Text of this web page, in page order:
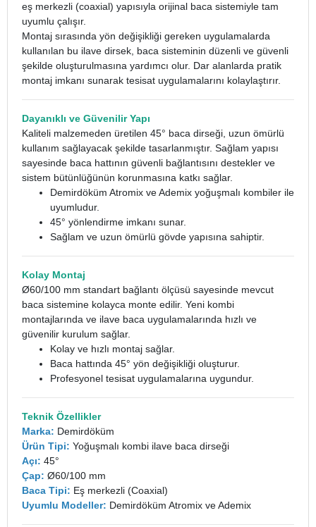
eş merkezli (coaxial) yapısıyla orijinal baca sistemiyle tam
uyumlu çalışır.
Montaj sırasında yön değişikliği gereken uygulamalarda
kullanılan bu ilave dirsek, baca sisteminin düzenli ve güvenli
şekilde oluşturulmasına yardımcı olur. Dar alanlarda pratik
montaj imkanı sunarak tesisat uygulamalarını kolaylaştırır.
Dayanıklı ve Güvenilir Yapı
Kaliteli malzemeden üretilen 45° baca dirseği, uzun ömürlü
kullanım sağlayacak şekilde tasarlanmıştır. Sağlam yapısı
sayesinde baca hattının güvenli bağlantısını destekler ve
sistem bütünlüğünün korunmasına katkı sağlar.
Demirdöküm Atromix ve Ademix yoğuşmalı kombiler ile
uyumludur.
45° yönlendirme imkanı sunar.
Sağlam ve uzun ömürlü gövde yapısına sahiptir.
Kolay Montaj
Ø60/100 mm standart bağlantı ölçüsü sayesinde mevcut
baca sistemine kolayca monte edilir. Yeni kombi
montajlarında ve ilave baca uygulamalarında hızlı ve
güvenilir kurulum sağlar.
Kolay ve hızlı montaj sağlar.
Baca hattında 45° yön değişikliği oluşturur.
Profesyonel tesisat uygulamalarına uygundur.
Teknik Özellikler
Marka: Demirdöküm
Ürün Tipi: Yoğuşmalı kombi ilave baca dirseği
Açı: 45°
Çap: Ø60/100 mm
Baca Tipi: Eş merkezli (Coaxial)
Uyumlu Modeller: Demirdöküm Atromix ve Ademix